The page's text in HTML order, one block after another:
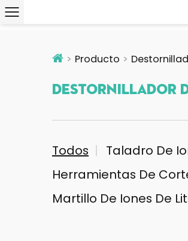
Producto
Destornillador
Todos Taladro De
Herramientas De
Martillo De Iones De